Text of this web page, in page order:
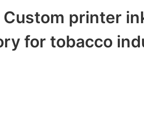
Custom printer
for tobacco